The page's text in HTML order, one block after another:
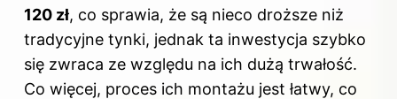
120 zł, co sprawia, że są nieco droższe niż
tradycyjne tynki, jednak ta inwestycja szybko
się zwraca ze względu na ich dużą trwałość.
Co więcej, proces ich montażu jest łatwy, co